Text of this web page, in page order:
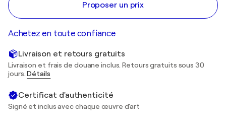
Proposer un prix
Achetez en toute confiance
Livraison et retours gratuits
Livraison et frais de douane inclus. Retours gratuits sous 30
jours.Détails
Certificat d'authenticité
Signé et inclus avec chaque œuvre d'art